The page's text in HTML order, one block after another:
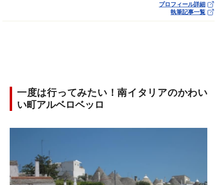
プロフィール詳細
執筆記事一覧
一度は行ってみたい！南イタリアのかわい
い町アルベロベッロ